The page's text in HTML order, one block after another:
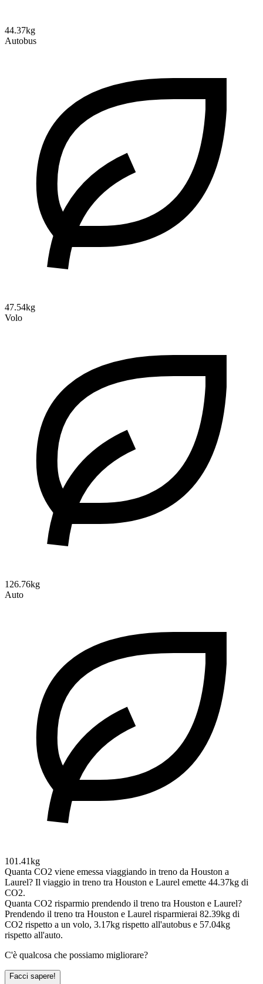
44.37kg
Autobus
47.54kg
Volo
126.76kg
Auto
101.41kg
Quanta CO2 viene emessa viaggiando in treno da Houston a
Laurel? Il viaggio in treno tra Houston e Laurel emette 44.37kg di
CO2.
Quanta CO2 risparmio prendendo il treno tra Houston e Laurel?
Prendendo il treno tra Houston e Laurel risparmierai 82.39kg di
CO2 rispetto a un volo, 3.17kg rispetto all'autobus e 57.04kg
rispetto all'auto.
C'è qualcosa che possiamo migliorare?
Facci sapere!